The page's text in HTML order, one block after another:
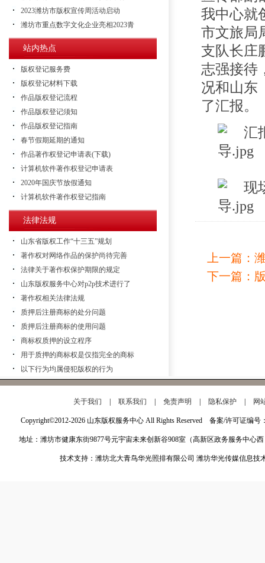
2023潍坊市版权宣传周活动启动
潍坊市重点数字文化企业亮相2023青
站内热点
版权登记服务费
版权登记材料下载
作品版权登记流程
作品版权登记须知
作品版权登记指南
春节假期延期的通知
作品著作权登记申请表(下载)
计算机软件著作权登记申请表
2020年国庆节放假通知
计算机软件著作权登记指南
法律法规
山东省版权工作“十三五”规划
著作权对网络作品的保护尚待完善
法律关于著作权保护期限的规定
山东版权服务中心对p2p技术进行了
著作权相关法律法规
质押后注册商标的处分问题
质押后注册商标的使用问题
商标权质押的设立程序
用于质押的商标权是仅指完全的商标
以下行为均属侵犯版权的行为
我中心就
市文旅局
支队长庄
志强接待
况和山东
了汇报。
上一篇：
下一篇：
关于我们 联系我们 免责声明 隐私保护 网
Copyright©2012-2026 山东版权服务中心 All Rights Reserved 备案/许可证编号
地址：潍坊市健康东街9877号元宇宙未来创新谷908室（高新区政务服务中心
技术支持：潍坊北大青鸟华光照排有限公司 潍坊华光传媒信息技